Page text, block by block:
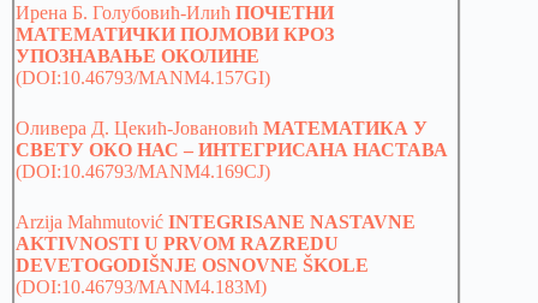
Ирена Б. Голубовић-Илић ПОЧЕТНИ
МАТЕМАТИЧКИ ПОЈМОВИ КРОЗ
УПОЗНАВАЊЕ ОКОЛИНЕ
(DOI:10.46793/MANM4.157GI)
Оливера Д. Цекић-Јовановић МАТЕМАТИКА У
СВЕТУ ОКО НАС – ИНТЕГРИСАНА НАСТАВА
(DOI:10.46793/MANM4.169CJ)
Arzija Mahmutović INTEGRISANE NASTAVNE
AKTIVNOSTI U PRVOM RAZREDU
DEVETOGODIŠNJE OSNOVNE ŠKOLE
(DOI:10.46793/MANM4.183M)